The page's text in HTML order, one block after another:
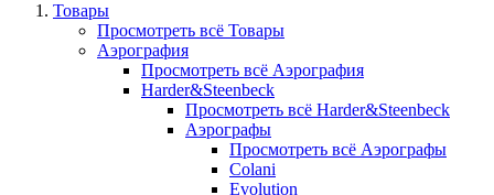
Товары
Просмотреть всё Товары
Аэрография
Просмотреть всё Аэрография
Harder&Steenbeck
Просмотреть всё Harder&Steenbeck
Аэрографы
Просмотреть всё Аэрографы
Colani
Evolution